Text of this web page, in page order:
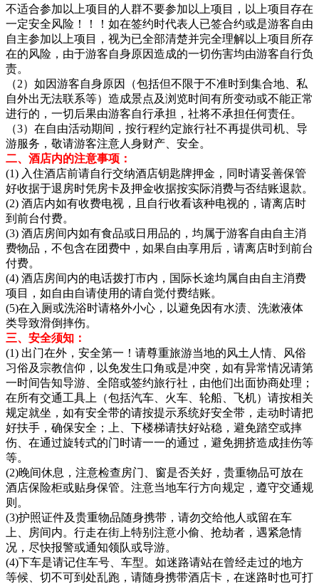
不适合参加以上项目的人群不要参加以上项目，以上项目存在
一定安全风险！！！如在签约时代表人已签合约或是游客自由
自主参加以上项目，视为已全部清楚并完全理解以上项目所存
在的风险，由于游客自身原因造成的一切伤害均由游客自行负
责。
（2）如因游客自身原因（包括但不限于不准时到集合地、私
自外出无法联系等）造成景点及浏览时间有所变动或不能正常
进行的，一切后果由游客自行承担，社将不承担任何责任。
（3）在自由活动期间，按行程约定旅行社不再提供司机、导
游服务，敬请游客注意人身财产、安全。
二、酒店内的注意事项：
(1) 入住酒店前请自行交纳酒店钥匙牌押金，同时请妥善保管
好收据于退房时凭房卡及押金收据按实际消费与否结账退款。
(2) 酒店内如有收费电视，且自行收看该种电视的，请离店时
到前台付费。
(3) 酒店房间内如有食品或日用品的，均属于游客自由自主消
费物品，不包含在团费中，如果自由享用后，请离店时到前台
付费。
(4) 酒店房间内的电话拨打市内，国际长途均属自由自主消费
项目，如自由自请使用的请自觉付费结账。
(5)在入厕或洗浴时请格外小心，以避免因有水渍、洗漱液体
类导致滑倒摔伤。
三、安全须知：
(1) 出门在外，安全第一！请尊重旅游当地的风土人情、风俗
习俗及宗教信仰，以免发生口角或是冲突，如有异常情况请第
一时间告知导游、全陪或签约旅行社，由他们出面协商处理；
在所有交通工具上（包括汽车、火车、轮船、飞机）请按相关
规定就坐，如有安全带的请按提示系统好安全带，走动时请把
好扶手，确保安全；上、下楼梯请扶好站稳，避免踏空或摔
伤、在通过旋转式的门时请一一的通过，避免拥挤造成挂伤等
等。
(2)晚间休息，注意检查房门、窗是否关好，贵重物品可放在
酒店保险柜或贴身保管。注意当地车行方向规定，遵守交通规
则。
(3)护照证件及贵重物品随身携带，请勿交给他人或留在车
上、房间内。行走在街上特别注意小偷、抢劫者，遇紧急情
况，尽快报警或通知领队或导游。
(4)下车是请记住车号、车型。如迷路请站在曾经走过的地方
等候、切不可到处乱跑，请随身携带酒店卡，在迷路时也可打